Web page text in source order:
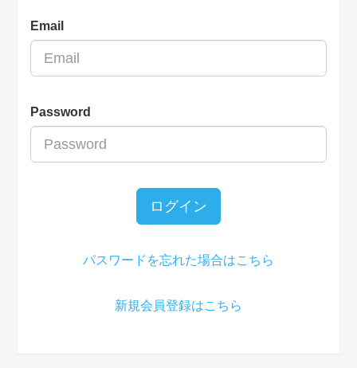
Email
Password
ログイン
パスワードを忘れた場合はこちら
新規会員登録はこちら